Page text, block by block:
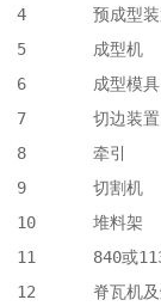
4	预成型装置	                1台	面议
5	成型机	                        1台
6	成型模具（梯波）	        1套
7	切边装置	                1台
8	牵引	                        1台
9	切割机	                        1台
10	堆料架                     	1台
11	840或1130模具	                1套	面议
12	脊瓦机及烘箱	                1台	面议